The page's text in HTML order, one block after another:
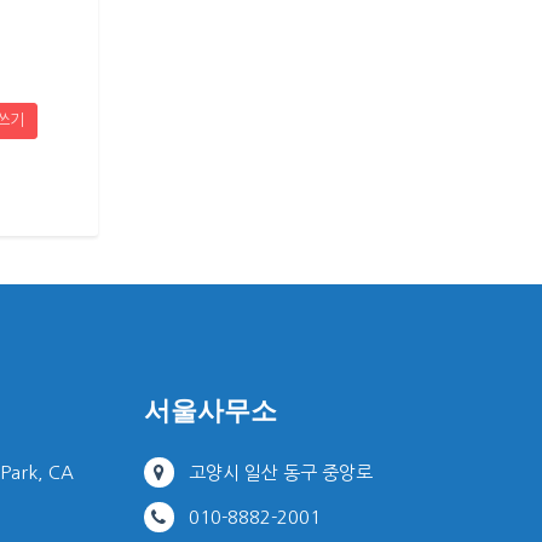
기
CA
서울사무소
고양시 일산 동구 중앙로
010-8882-2001